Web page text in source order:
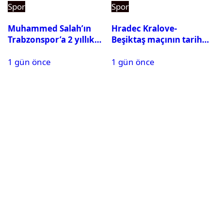
Spor
Muhammed Salah’ın
Trabzonspor’a 2 yıllık
1 gün önce
Spor
Hradec Kralove-
Beşiktaş maçının tarihi
1 gün önce